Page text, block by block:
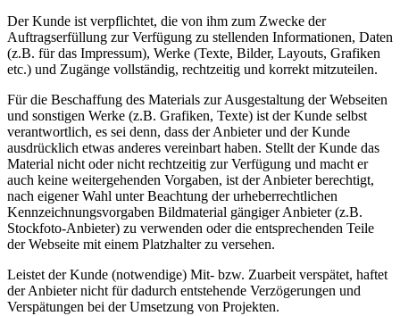
Der Kunde ist verpflichtet, die von ihm zum Zwecke der
Auftragserfüllung zur Verfügung zu stellenden Informationen, Daten
(z.B. für das Impressum), Werke (Texte, Bilder, Layouts, Grafiken
etc.) und Zugänge vollständig, rechtzeitig und korrekt mitzuteilen.
Für die Beschaffung des Materials zur Ausgestaltung der Webseiten
und sonstigen Werke (z.B. Grafiken, Texte) ist der Kunde selbst
verantwortlich, es sei denn, dass der Anbieter und der Kunde
ausdrücklich etwas anderes vereinbart haben. Stellt der Kunde das
Material nicht oder nicht rechtzeitig zur Verfügung und macht er
auch keine weitergehenden Vorgaben, ist der Anbieter berechtigt,
nach eigener Wahl unter Beachtung der urheberrechtlichen
Kennzeichnungsvorgaben Bildmaterial gängiger Anbieter (z.B.
Stockfoto-Anbieter) zu verwenden oder die entsprechenden Teile
der Webseite mit einem Platzhalter zu versehen.
Leistet der Kunde (notwendige) Mit- bzw. Zuarbeit verspätet, haftet
der Anbieter nicht für dadurch entstehende Verzögerungen und
Verspätungen bei der Umsetzung von Projekten.